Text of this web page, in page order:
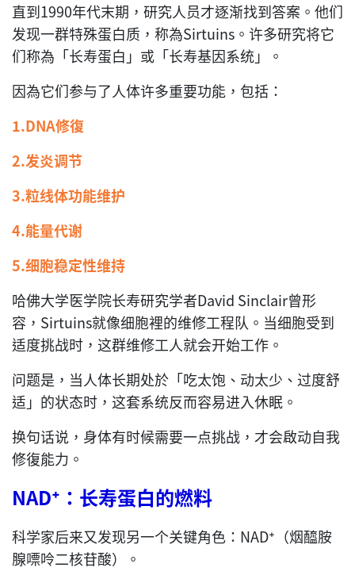
直到1990年代末期，研究人员才逐渐找到答案。他们
发现一群特殊蛋白质，称為Sirtuins。许多研究将它
们称為「长寿蛋白」或「长寿基因系统」。
因為它们参与了人体许多重要功能，包括：
1.DNA修復
2.发炎调节
3.粒线体功能维护
4.能量代谢
5.细胞稳定性维持
哈佛大学医学院长寿研究学者David Sinclair曾形
容，Sirtuins就像细胞裡的维修工程队。当细胞受到
适度挑战时，这群维修工人就会开始工作。
问题是，当人体长期处於「吃太饱、动太少、过度舒
适」的状态时，这套系统反而容易进入休眠。
换句话说，身体有时候需要一点挑战，才会啟动自我
修復能力。
NAD⁺ ：长寿蛋白的燃料
科学家后来又发现另一个关键角色：NAD⁺（烟醯胺
腺嘌呤二核苷酸）。